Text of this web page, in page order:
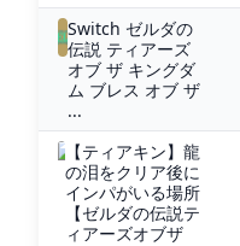
Switch ゼルダの
伝説 ティアーズ
オブ ザ キングダ
ム ブレス オブ ザ
...
【ティアキン】龍
の泪をクリア後に
インパがいる場所
【ゼルダの伝説テ
ィアーズオブザ